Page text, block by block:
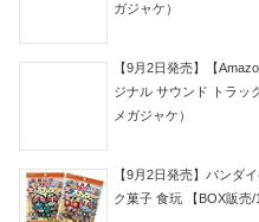
ガジャケ）
【9月2日発売】【
ジナル サウンド トラッ
メガジャケ）
【9月2日発売】バンダ
ク菓子 食玩 【BOX販売/